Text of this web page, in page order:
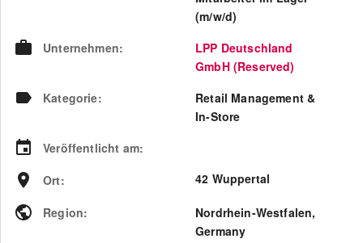
(m/w/d)
Unternehmen:
LPP Deutschland
GmbH (Reserved)
Kategorie:
Retail Management &
In-Store
Veröffentlicht am:
Ort: 42 Wuppertal
Region: Nordrhein-Westfalen,
Germany